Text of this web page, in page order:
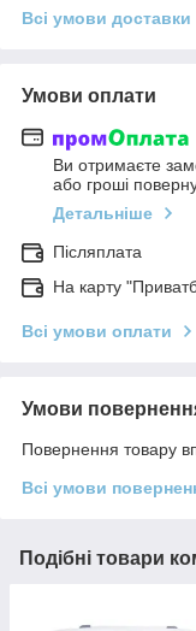
Всі умови доставки
Умови оплати
Ви отримаєте
або гроші
Детальніше
Післяплата
На карту
Всі умови оплати
Умови
Повернення товару
Всі умови
Подібні товари